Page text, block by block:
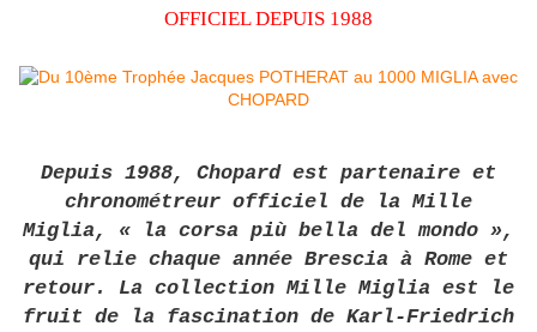
OFFICIEL DEPUIS 1988
Depuis 1988, Chopard est partenaire et
chronométreur officiel de la Mille
Miglia, « la corsa più bella del mondo »,
qui relie chaque année Brescia à Rome et
retour. La collection Mille Miglia est le
fruit de la fascination de Karl-Friedrich